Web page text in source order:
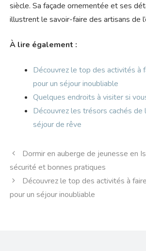
siècle. Sa façade ornementée et ses
illustrent le savoir-faire des artisans de
À lire également :
Découvrez le top des activités à
pour un séjour inoubliable
Quelques endroits à visiter si
Découvrez les trésors cachés de
séjour de rêve
Dormir en auberge de jeunesse en
sécurité et bonnes pratiques
Découvrez le top des activités à
pour un séjour inoubliable